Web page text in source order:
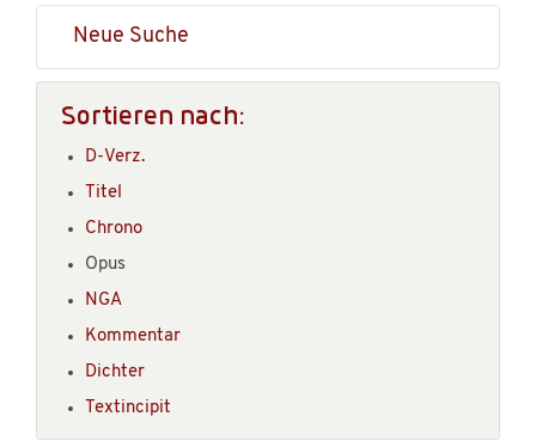
Neue Suche
Sortieren nach:
D-Verz.
Titel
Chrono
Opus
NGA
Kommentar
Dichter
Textincipit